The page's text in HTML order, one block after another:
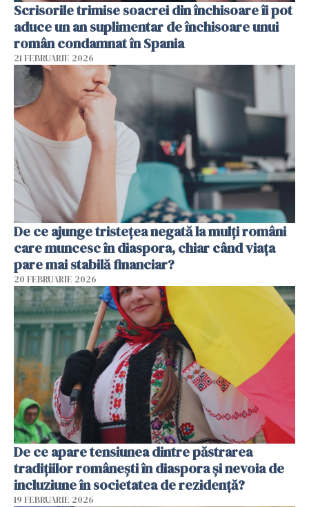
Scrisorile trimise soacrei din închisoare îi pot
aduce un an suplimentar de închisoare unui
român condamnat în Spania
21 FEBRUARIE 2026
De ce ajunge tristețea negată la mulți români
care muncesc în diaspora, chiar când viața
pare mai stabilă financiar?
20 FEBRUARIE 2026
De ce apare tensiunea dintre păstrarea
tradițiilor românești în diaspora și nevoia de
incluziune în societatea de rezidență?
19 FEBRUARIE 2026